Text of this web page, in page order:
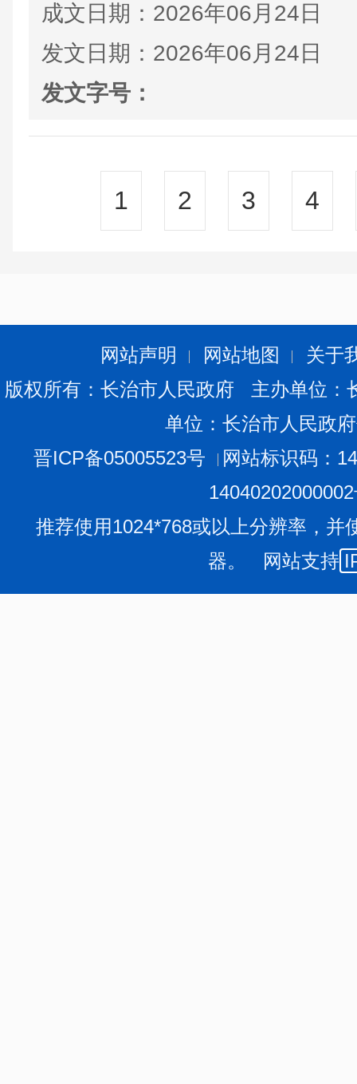
成文日期： 2026年06月24日
发文日期： 2026年06月24日
发文字号：
1 2 3 4
网站声明 网站地图
关于
版权所有：长治市人民政府 主办单位
单位：长治市人民政
晋ICP备05005523号
网站标识码：
推荐使用1024*768或以上分辨率，并
器。 网站支持